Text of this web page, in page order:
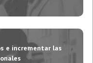
e incrementar las